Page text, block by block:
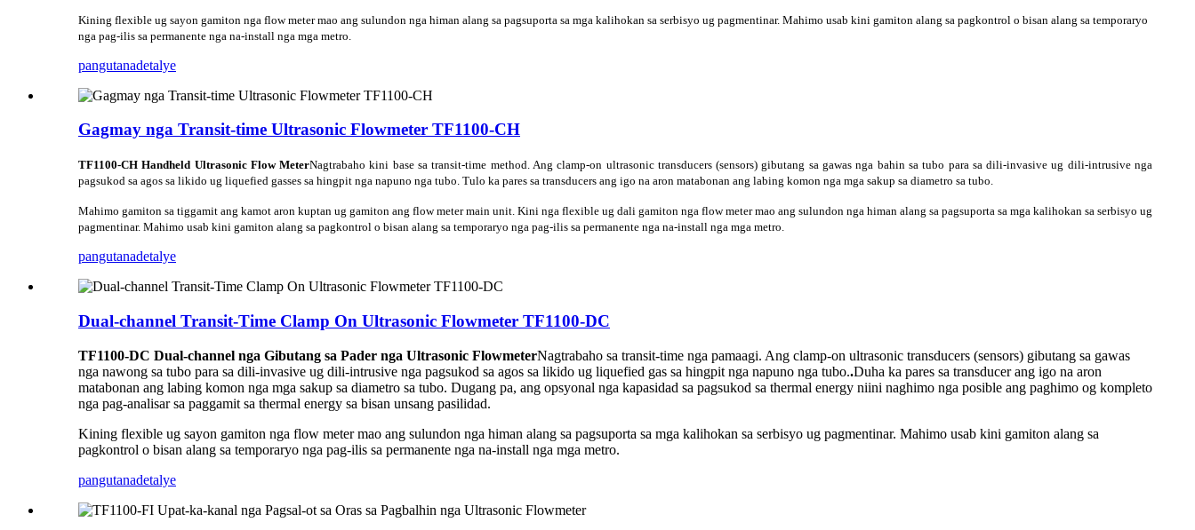
Kining flexible ug sayon ​​gamiton nga flow meter mao ang sulundon nga himan alang sa pagsuporta sa mga kalihokan sa serbisyo ug pagmentinar. Mahimo usab kini gamiton alang sa pagkontrol o bisan alang sa temporaryo
nga pag-ilis sa permanente nga na-install nga mga metro.
pangutanadetalye
Gagmay nga Transit-time Ultrasonic Flowmeter TF1100-CH
TF1100-CH Handheld Ultrasonic Flow MeterNagtrabaho kini base sa transit-time method. Ang clamp-on ultrasonic transducers (sensors) gibutang sa gawas nga bahin sa tubo para sa dili-invasive ug dili-intrusive nga
pagsukod sa agos sa likido ug liquefied gasses sa hingpit nga napuno nga tubo. Tulo ka pares sa transducers ang igo na aron matabonan ang labing komon nga mga sakup sa diametro sa tubo.
Mahimo gamiton sa tiggamit ang kamot aron kuptan ug gamiton ang flow meter main unit. Kini nga flexible ug dali gamiton nga flow meter mao ang sulundon nga himan alang sa pagsuporta sa mga kalihokan sa serbisyo ug
pagmentinar. Mahimo usab kini gamiton alang sa pagkontrol o bisan alang sa temporaryo nga pag-ilis sa permanente nga na-install nga mga metro.
pangutanadetalye
Dual-channel Transit-Time Clamp On Ultrasonic Flowmeter TF1100-DC
TF1100-DC Dual-channel nga Gibutang sa Pader nga Ultrasonic FlowmeterNagtrabaho sa transit-time nga pamaagi. Ang clamp-on ultrasonic transducers (sensors) gibutang sa gawas
nga nawong sa tubo para sa dili-invasive ug dili-intrusive nga pagsukod sa agos sa likido ug liquefied gas sa hingpit nga napuno nga tubo..Duha ka pares sa transducer ang igo na aron
matabonan ang labing komon nga mga sakup sa diametro sa tubo. Dugang pa, ang opsyonal nga kapasidad sa pagsukod sa thermal energy niini naghimo nga posible ang paghimo og kompleto
nga pag-analisar sa paggamit sa thermal energy sa bisan unsang pasilidad.
Kining flexible ug sayon ​​gamiton nga flow meter mao ang sulundon nga himan alang sa pagsuporta sa mga kalihokan sa serbisyo ug pagmentinar. Mahimo usab kini gamiton alang sa
pagkontrol o bisan alang sa temporaryo nga pag-ilis sa permanente nga na-install nga mga metro.
pangutanadetalye